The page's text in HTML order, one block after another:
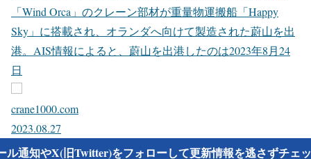
「Wind Orca」のクレーン部材が重量物運搬船「Happy
Sky」に搭載され、オランダへ向けて製造された蔚山を出
港。AIS情報によると、蔚山を出港したのは2023年8月24
日
crane1000.com
2023.08.27
ル通知やX(旧Twitter)をフォローして更新情報を逃さずチェッ